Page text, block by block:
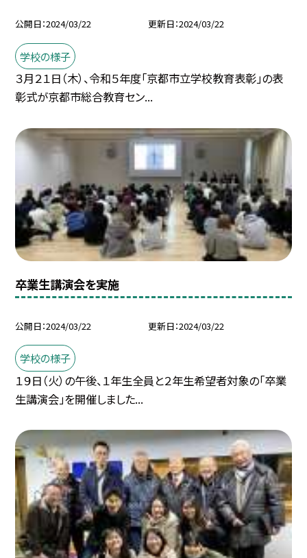
公開日 2024/03/22 更新日 2024/03/22
学校の様子
３月２１日（木）、令和５年度「京都市立学校教育表彰」の表
彰式が京都市総合教育セン...
卒業生講演会を実施
公開日 2024/03/22 更新日 2024/03/22
学校の様子
１９日（火）の午後、１年生全員と２年生希望者対象の「卒業
生講演会」を開催しました...